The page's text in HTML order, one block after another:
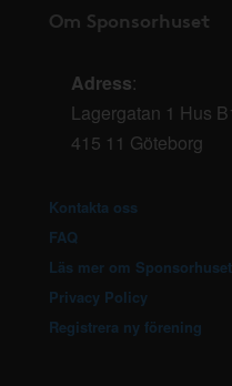
Om Sponsorhuset
Adress:
Lagergatan 1 Hus
415 11 Göteborg
Kontakta oss
FAQ
Läs mer om Sponsorhuset
Privacy Policy
Registrera ny förening